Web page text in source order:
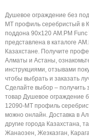
Душевое ограждение без
MT профиль серебристый в
поддона 90х120 AM.PM
представлена в каталоге
Казахстане. Получите
Алматы и Астаны,
инструкциями, отзывами
чтобы выбрать и заказать
Сделайте выбор – получить
товар Душевое ограждение
12090-MT профиль
можно онлайн. Доставка в
другие города Казахстана,
Жанаозен, Жезказган,